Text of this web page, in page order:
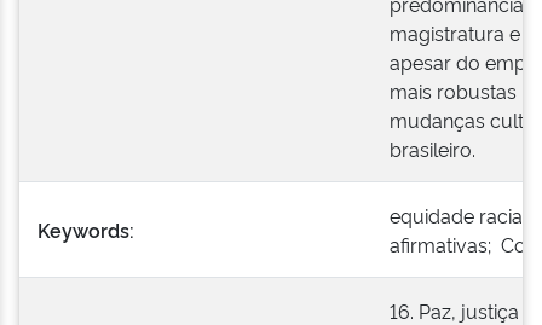
magistratura e
apesar do
mais robustas
mudanças
brasileiro.
Keywords:
equidade
afirmativas;
16. Paz, justiça